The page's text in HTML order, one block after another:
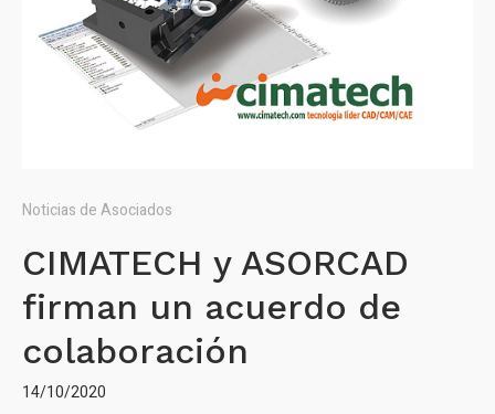
Noticias de Asociados
CIMATECH y ASORCAD
firman un acuerdo de
colaboración
14/10/2020